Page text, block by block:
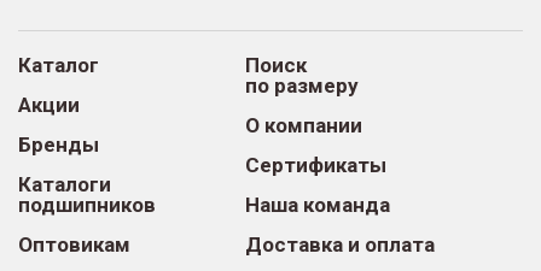
Каталог
Акции
Бренды
Каталоги
подшипников
Оптовикам
Поиск
по размеру
О компании
Сертификаты
Наша команда
Доставка и оплата